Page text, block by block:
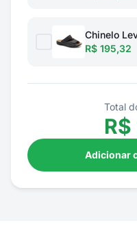
Chinelo
R$ 195,32
Total
R$
Adicionar